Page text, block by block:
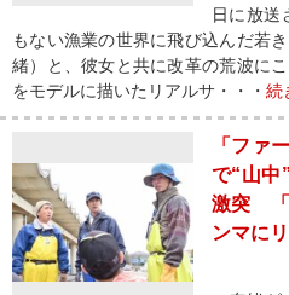
日に放
もない漁業の世界に飛び込んだ若
緒）と、彼女と共に改革の荒波に
をモデルに描いたリアルサ・・・ 続
「ファ
で“山中
激突 「
ンマに